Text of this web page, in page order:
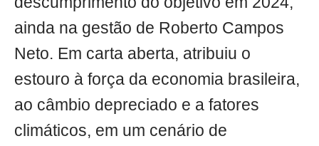
ainda na gestão de Roberto Campos
Neto. Em carta aberta, atribuiu o
estouro à força da economia brasileira,
ao câmbio depreciado e a fatores
climáticos, em um cenário de